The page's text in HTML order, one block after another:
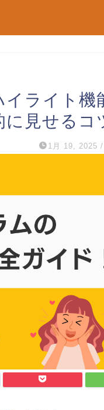
イライト機
見せるコ
1月 19, 2025 /